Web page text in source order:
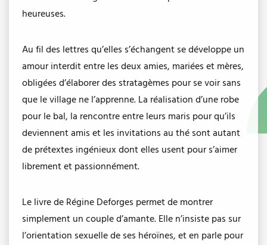
heureuses.
Au fil des lettres qu’elles s’échangent se développe un
amour interdit entre les deux amies, mariées et mères,
obligées d’élaborer des stratagèmes pour se voir sans
que le village ne l’apprenne. La réalisation d’une robe
pour le bal, la rencontre entre leurs maris pour qu’ils
deviennent amis et les invitations au thé sont autant
de prétextes ingénieux dont elles usent pour s’aimer
librement et passionnément.
Le livre de Régine Deforges permet de montrer
simplement un couple d’amante. Elle n’insiste pas sur
l’orientation sexuelle de ses héroïnes, et en parle pour